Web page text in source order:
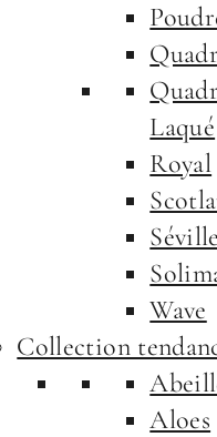
Laqué
Royal
Séville
Wave
Collection
Aloes